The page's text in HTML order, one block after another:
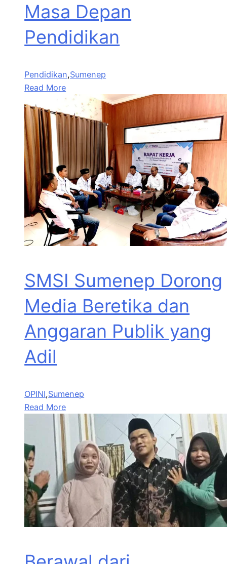
Masa Depan
Pendidikan
Pendidikan,Sumenep
Read More
SMSI Sumenep Dorong
Media Beretika dan
Anggaran Publik yang
Adil
OPINI,Sumenep
Read More